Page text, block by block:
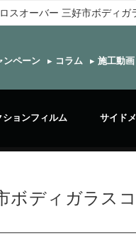
スオーバー 三好市ボディガ
ンペーン ▸ コラム ▸ 施工動画
ションフィルム サイド
ボディガラス